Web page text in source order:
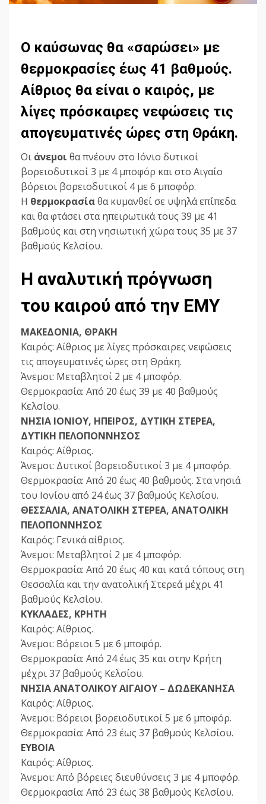
Ο καύσωνας θα «σαρώσει» με
θερμοκρασίες έως 41 βαθμούς.
Αίθριος θα είναι ο καιρός, με
λίγες πρόσκαιρες νεφώσεις τις
απογευματινές ώρες στη Θράκη.
Οι άνεμοι θα πνέουν στο Ιόνιο δυτικοί
βορειοδυτικοί 3 με 4 μποφόρ και στο Αιγαίο
βόρειοι βορειοδυτικοί 4 με 6 μποφόρ.
Η θερμοκρασίαθα κυμανθεί σε υψηλά επίπεδα
και θα φτάσει στα ηπειρωτικά τους 39 με 41
βαθμούς και στη νησιωτική χώρα τους 35 με 37
βαθμούς Κελσίου.
Η αναλυτική πρόγνωση
του καιρού από την ΕΜΥ
ΜΑΚΕΔΟΝΙΑ, ΘΡΑΚΗ
Καιρός: Αίθριος με λίγες πρόσκαιρες νεφώσεις
τις απογευματινές ώρες στη Θράκη.
Άνεμοι: Μεταβλητοί 2 με 4 μποφόρ.
Θερμοκρασία: Από 20 έως 39 με 40 βαθμούς
Κελσίου.
ΝΗΣΙΑ ΙΟΝΙΟΥ, ΗΠΕΙΡΟΣ, ΔΥΤΙΚΗ ΣΤΕΡΕΑ,
ΔΥΤΙΚΗ ΠΕΛΟΠΟΝΝΗΣΟΣ
Καιρός: Αίθριος.
Άνεμοι: Δυτικοί βορειοδυτικοί 3 με 4 μποφόρ.
Θερμοκρασία: Από 20 έως 40 βαθμούς. Στα νησιά
του Ιονίου από 24 έως 37 βαθμούς Κελσίου.
ΘΕΣΣΑΛΙΑ, ΑΝΑΤΟΛΙΚΗ ΣΤΕΡΕΑ, ΑΝΑΤΟΛΙΚΗ
ΠΕΛΟΠΟΝΝΗΣΟΣ
Καιρός: Γενικά αίθριος.
Άνεμοι: Μεταβλητοί 2 με 4 μποφόρ.
Θερμοκρασία: Από 20 έως 40 και κατά τόπους στη
Θεσσαλία και την ανατολική Στερεά μέχρι 41
βαθμούς Κελσίου.
ΚΥΚΛΑΔΕΣ, ΚΡΗΤΗ
Καιρός: Αίθριος.
Άνεμοι: Βόρειοι 5 με 6 μποφόρ.
Θερμοκρασία: Από 24 έως 35 και στην Κρήτη
μέχρι 37 βαθμούς Κελσίου.
ΝΗΣΙΑ ΑΝΑΤΟΛΙΚΟΥ ΑΙΓΑΙΟΥ – ΔΩΔΕΚΑΝΗΣΑ
Καιρός: Αίθριος.
Άνεμοι: Βόρειοι βορειοδυτικοί 5 με 6 μποφόρ.
Θερμοκρασία: Από 23 έως 37 βαθμούς Κελσίου.
ΕΥΒΟΙΑ
Καιρός: Αίθριος.
Άνεμοι: Από βόρειες διευθύνσεις 3 με 4 μποφόρ.
Θερμοκρασία: Από 23 έως 38 βαθμούς Κελσίου.